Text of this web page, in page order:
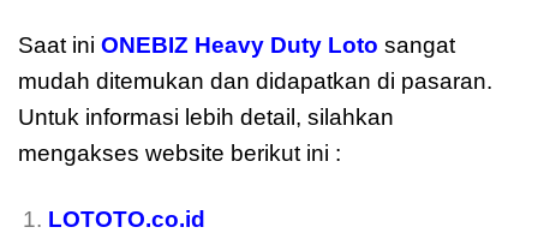
Saat ini ONEBIZ Heavy Duty Loto sangat
mudah ditemukan dan didapatkan di pasaran.
Untuk informasi lebih detail, silahkan
mengakses website berikut ini :
LOTOTO.co.id